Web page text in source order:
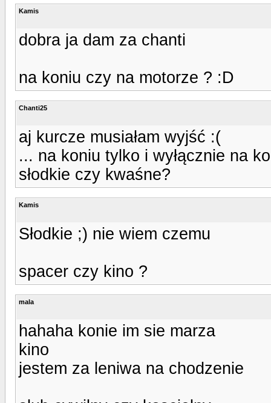
Kamis
dobra ja dam za chanti
na koniu czy na motorze ? :D
Chanti25
aj kurcze musiałam wyjść :(
... na koniu tylko i wyłącznie na
słodkie czy kwaśne?
Kamis
Słodkie ;) nie wiem czemu
spacer czy kino ?
mala
hahaha konie im sie marza
kino
jestem za leniwa na chodzenie